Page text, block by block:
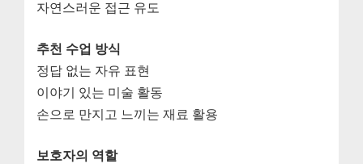
자연스러운 접근 유도
추천 수업 방식
정답 없는 자유 표현
이야기 있는 미술 활동
손으로 만지고 느끼는 재료 활용
보호자의 역할